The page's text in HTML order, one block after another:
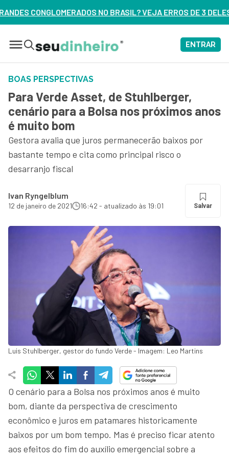
NO BRASIL? VEJA ERROS DE 3 DELES – ASSISTA AGORA
ENTRAR
BOAS PERSPECTIVAS
Para Verde Asset, de Stuhlberger,
cenário para a Bolsa nos próximos anos
é muito bom
Gestora avalia que juros permanecerão baixos por
bastante tempo e cita como principal risco o
desarranjo fiscal
Ivan Ryngelblum
12 de janeiro de 2021 16:42 - atualizado às 19:01 Salvar
Luis Stuhlberger, gestor do fundo Verde - Imagem: Leo Martins
O cenário para a Bolsa nos próximos anos é muito
bom, diante da perspectiva de crescimento
econômico e juros em patamares historicamente
baixos por um bom tempo. Mas é preciso ficar atento
aos efeitos do fim do auxílio emergencial sobre a